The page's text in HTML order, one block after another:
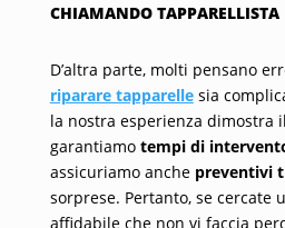
CHIAMANDO TAPPARELLISTA
D’altra parte, molti pensano
riparare tapparellesia
la nostra esperienza dimostra
garantiamo tempi di
assicuriamo anche preventivi
sorprese. Pertanto, se cercate
affidabile che non vi faccia